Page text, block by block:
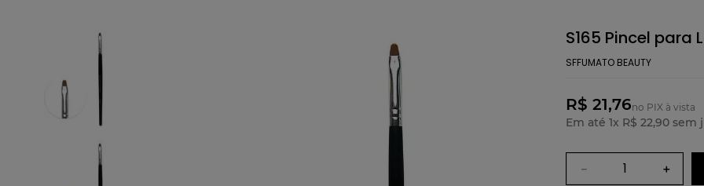
S165 Pincel
SFFUMATO BEAUTY
R$ 21,76no PIX à vista
Em até 1x R$ 22,90 sem
＋
－